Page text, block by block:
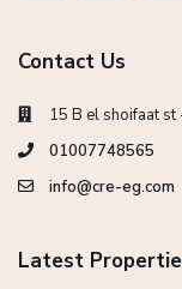
Contact Us
15 B el shoifaat
01007748565
info@cre-eg.com
Latest